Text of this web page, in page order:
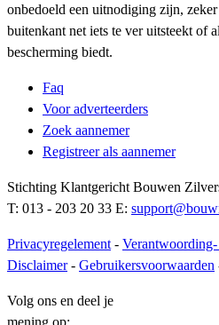
onbedoeld een uitnodiging zijn,
buitenkant net iets te ver uitsteekt of
bescherming biedt.
Faq
Voor adverteerders
Zoek aannemer
Registreer als aannemer
Stichting Klantgericht Bouwen
T: 013 - 203 20 33 E:
Privacyregelement -
Disclaimer- Gebruikersvoorwaarden
Volg ons en deel je
mening op: